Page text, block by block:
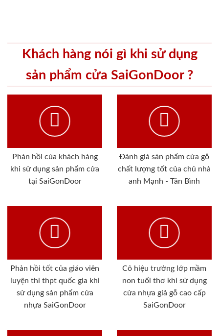
Khách hàng nói gì khi sử dụng
sản phẩm cửa SaiGonDoor ?
Phản hồi của khách hàng
khi sử dụng sản phẩm cửa
tại SaiGonDoor
Đánh giá sản phẩm cửa gỗ
chất lượng tốt của chủ nhà
anh Mạnh - Tân Bình
Phản hồi tốt của giáo viên
luyện thi thpt quốc gia khi
sử dụng sản phẩm cửa
nhựa SaiGonDoor
Cô hiệu trưởng lớp mầm
non tuổi thơ khi sử dụng
cửa nhựa giả gỗ cao cấp
SaiGonDoor